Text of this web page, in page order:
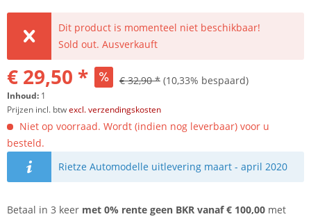
Dit product is momenteel niet beschikbaar!
Sold out. Ausverkauft
€ 29,50 * € 32,90 * (10,33% bespaard)
Inhoud: 1
Prijzen incl. btwexcl. verzendingskosten
Niet op voorraad. Wordt (indien nog leverbaar) voor u
besteld.
Rietze Automodelle uitlevering maart - april 2020
Betaal in 3 keer met 0% rente geen BKR vanaf € 100,00 met